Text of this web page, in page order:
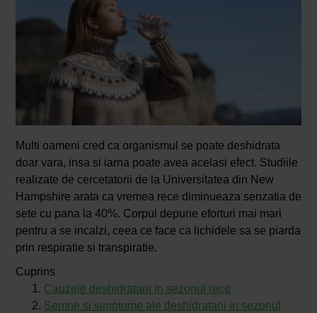
Multi oameni cred ca organismul se poate deshidrata
doar vara, insa si iarna poate avea acelasi efect. Studiile
realizate de cercetatorii de la Universitatea din New
Hampshire arata ca vremea rece diminueaza senzatia de
sete cu pana la 40%. Corpul depune eforturi mai mari
pentru a se incalzi, ceea ce face ca lichidele sa se piarda
prin respiratie si transpiratie.
Cuprins
Cauzele deshidratarii in sezonul rece
Semne si simptome ale deshidratarii in sezonul